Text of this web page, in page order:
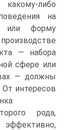
либо
на
или форму
— набора
сфере или
— должны
От интересов
рода,